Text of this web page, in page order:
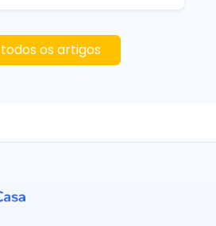
os artigos